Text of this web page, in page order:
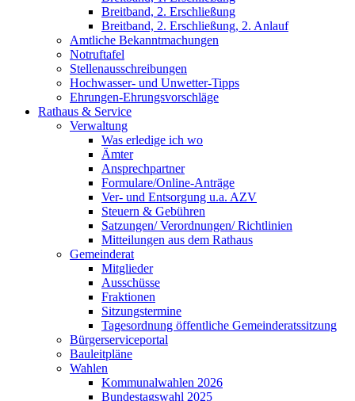
Breitband, 2. Erschließung
Breitband, 2. Erschließung, 2. Anlauf
Amtliche Bekanntmachungen
Notruftafel
Stellenausschreibungen
Hochwasser- und Unwetter-Tipps
Ehrungen-Ehrungsvorschläge
Rathaus & Service
Verwaltung
Was erledige ich wo
Ämter
Ansprechpartner
Formulare/Online-Anträge
Ver- und Entsorgung u.a. AZV
Steuern & Gebühren
Satzungen/ Verordnungen/ Richtlinien
Mitteilungen aus dem Rathaus
Gemeinderat
Mitglieder
Ausschüsse
Fraktionen
Sitzungstermine
Tagesordnung öffentliche Gemeinderatssitzung
Bürgerserviceportal
Bauleitpläne
Wahlen
Kommunalwahlen 2026
Bundestagswahl 2025